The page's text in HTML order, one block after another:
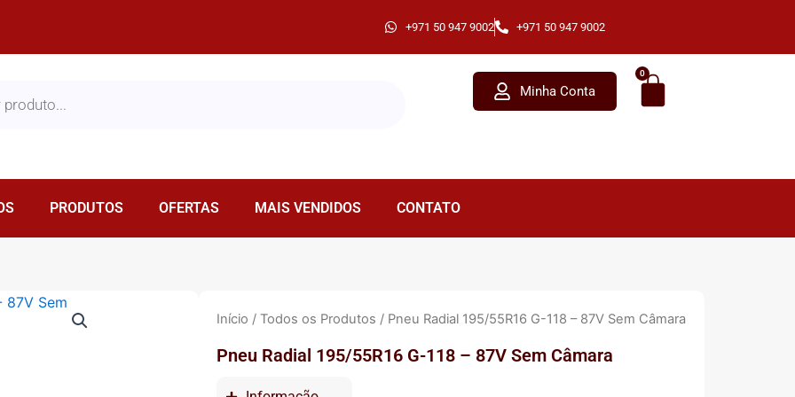
+971 50 947 9002 +971 50 947 9002
Minha Conta
0
Cart
PRODUTOS OFERTAS MAIS VENDIDOS CONTATO
Início / Todos os Produtos / Pneu Radial 195/55R16 G-118 – 87V Sem Câmara
Pneu Radial 195/55R16 G-118 – 87V Sem Câmara